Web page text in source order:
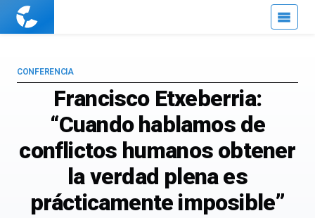
Cuaderno
Francisco Etxeberria:
“Cuando hablamos de
conflictos humanos obtener
la verdad plena es
prácticamente imposible”
CONFERENCIA